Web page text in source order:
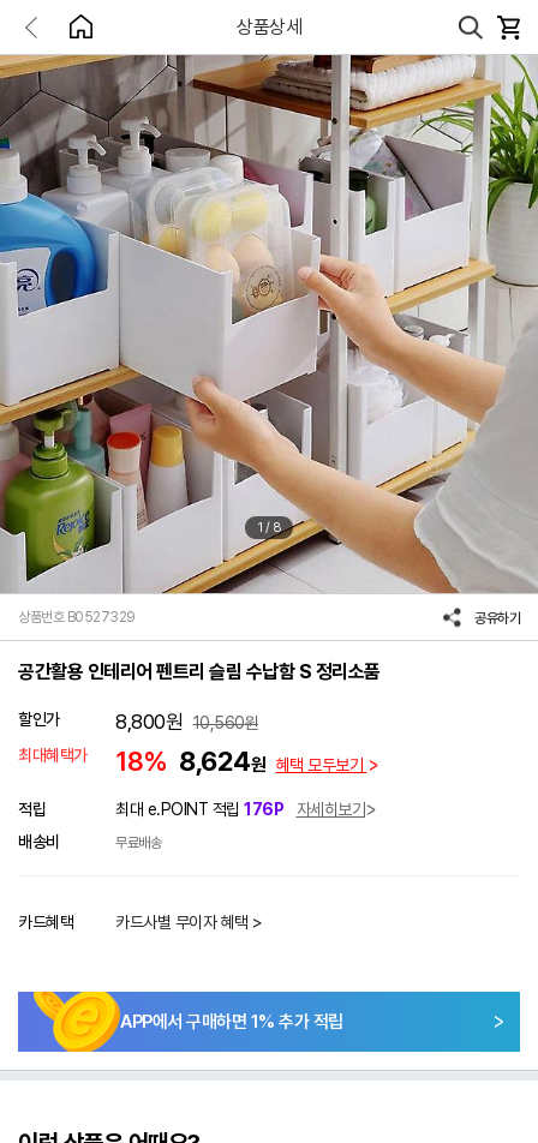
상품상세
1 / 8
상품번호 B0527329 공유하기
공간활용 인테리어 펜트리 슬림 수납함 S 정리소품
할인가 8,800원 10,560원
최대혜택가
18% 8,624원 혜택 모두보기
적립 최대 e.POINT 적립 176P
자세히보기
배송비
무료배송
카드혜택 카드사별 무이자 혜택 >
APP에서 구매하면 1% 추가 적립